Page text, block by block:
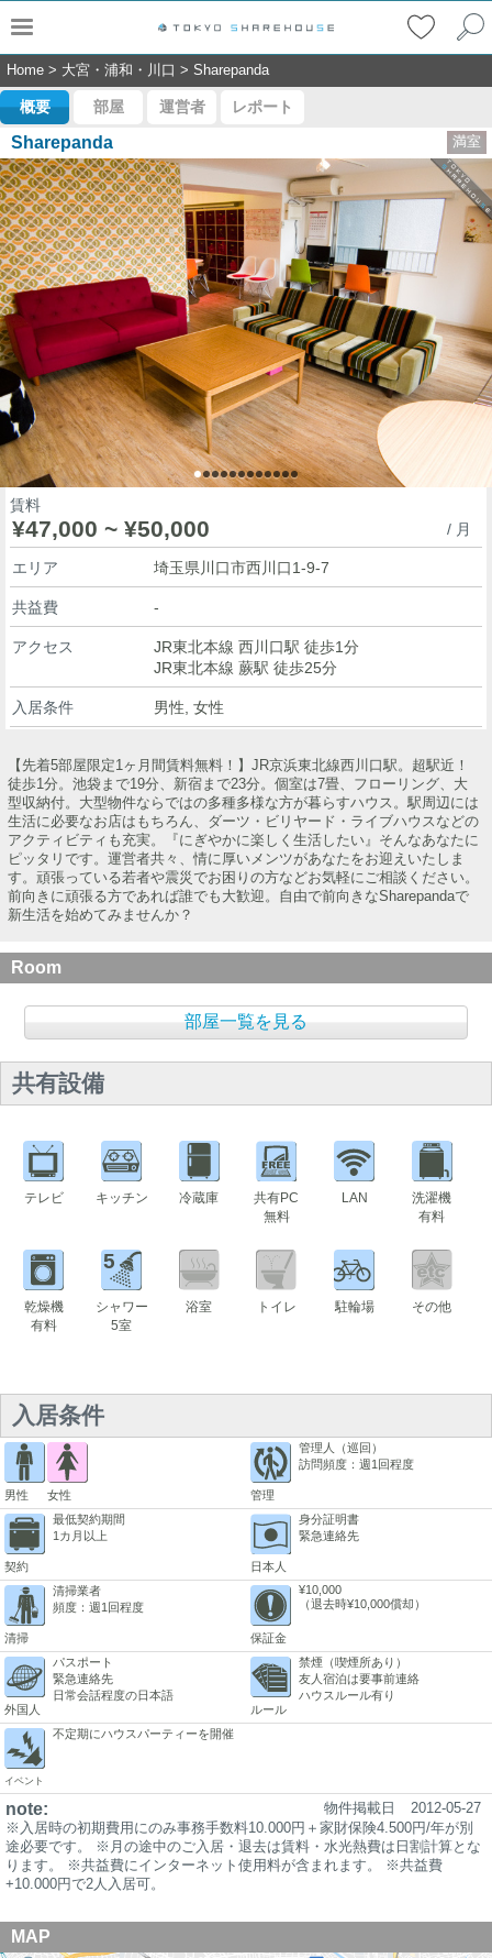
Home > 大宮・浦和・川口 > Sharepanda
概要 部屋 運営者 レポート
Sharepanda 満室
賃料
¥47,000 ~ ¥50,000 / 月
エリア 埼玉県川口市西川口1-9-7
共益費 -
アクセス
JR東北本線 西川口駅 徒歩1分
JR東北本線 蕨駅 徒歩25分
入居条件 男性, 女性
【先着5部屋限定1ヶ月間賃料無料！】JR京浜東北線西川口駅。超駅近！
徒歩1分。池袋まで19分、新宿まで23分。個室は7畳、フローリング、大
型収納付。大型物件ならではの多種多様な方が暮らすハウス。駅周辺には
生活に必要なお店はもちろん、ダーツ・ビリヤード・ライブハウスなどの
アクティビティも充実。『にぎやかに楽しく生活したい』そんなあなたに
ピッタリです。運営者共々、情に厚いメンツがあなたをお迎えいたしま
す。頑張っている若者や震災でお困りの方などお気軽にご相談ください。
前向きに頑張る方であれば誰でも大歓迎。自由で前向きなSharepandaで
新生活を始めてみませんか？
Room
部屋一覧を見る
共有設備
テレビ キッチン 冷蔵庫
共有PC
無料
LAN
洗濯機
有料
乾燥機
有料
5
シャワー
5室
浴室 トイレ 駐輪場 その他
入居条件
男性 女性 管理
管理人（巡回）
訪問頻度：週1回程度
契約
最低契約期間
1カ月以上
日本人
身分証明書
緊急連絡先
清掃
清掃業者
頻度：週1回程度
保証金
¥10,000
（退去時¥10,000償却）
外国人
パスポート
緊急連絡先
日常会話程度の日本語
ルール
禁煙（喫煙所あり）
友人宿泊は要事前連絡
ハウスルール有り
イベント
不定期にハウスパーティーを開催
note: 物件掲載日
2012-05-27
※入居時の初期費用にのみ事務手数料10.000円＋家財保険4.500円/年が別
途必要です。 ※月の途中のご入居・退去は賃料・水光熱費は日割計算とな
ります。 ※共益費にインターネット使用料が含まれます。 ※共益費
+10.000円で2人入居可。
MAP